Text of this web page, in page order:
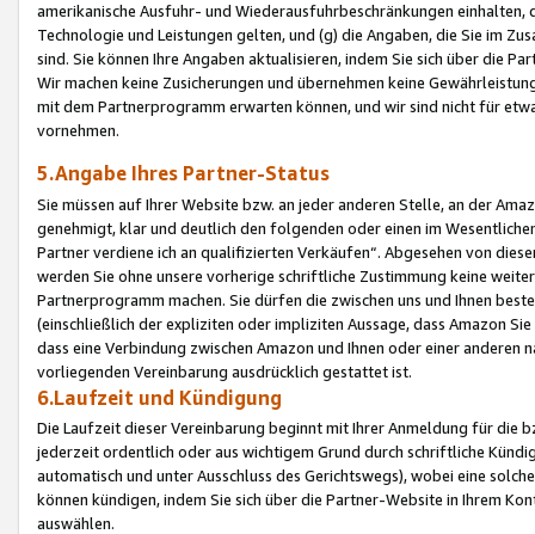
amerikanische Ausfuhr- und Wiederausfuhrbeschränkungen
Technologie und Leistungen gelten, und (g) die Angaben, die Sie im
sind. Sie können Ihre Angaben aktualisieren, indem Sie sich über die
Wir machen keine Zusicherungen und übernehmen keine
mit dem Partnerprogramm erwarten können, und wir sind nicht für
vornehmen.
5.Angabe Ihres Partner-Status
Sie müssen auf Ihrer Website bzw. an jeder anderen Stelle, an der
genehmigt, klar und deutlich den folgenden oder einen im
Partner verdiene ich an qualifizierten Verkäufen“. Abgesehen von
werden Sie ohne unsere vorherige schriftliche Zustimmung keine
Partnerprogramm machen. Sie dürfen die zwischen uns und Ihnen
(einschließlich der expliziten oder impliziten Aussage, dass Amazon
dass eine Verbindung zwischen Amazon und Ihnen oder einer
vorliegenden Vereinbarung ausdrücklich gestattet ist.
6.Laufzeit und Kündigung
Die Laufzeit dieser Vereinbarung beginnt mit Ihrer Anmeldung für die
jederzeit ordentlich oder aus wichtigem Grund durch schriftliche
automatisch und unter Ausschluss des Gerichtswegs), wobei eine
können kündigen, indem Sie sich über die Partner-Website in Ihrem
auswählen.